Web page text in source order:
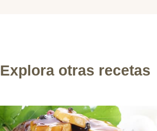
Explora otras recetas